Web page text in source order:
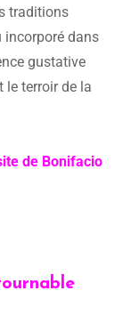
traditions
incorporé dans
gustative
le terroir de la
de Bonifacio